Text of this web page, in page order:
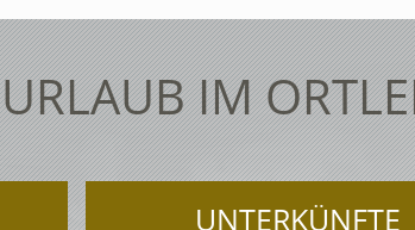
URLAUB IM
UNTERKÜNFTE